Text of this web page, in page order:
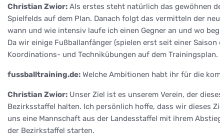
Christian Zwior: Als erstes steht natürlich das gewöhnen
Spielfelds auf dem Plan. Danach folgt das vermitteln der
wann und wie intensiv laufe ich einen Gegner an und wo
Da wir einige Fußballanfänger (spielen erst seit einer
Koordinations- und Technikübungen auf dem Trainingsplan.
fussballtraining.de: Welche Ambitionen habt ihr für die
Christian Zwior: Unser Ziel ist es unserem Verein, der
Bezirksstaffel halten. Ich persönlich hoffe, dass wir dieses
uns eine Mannschaft aus der Landesstaffel mit ihrem
der Bezirkstaffel starten.